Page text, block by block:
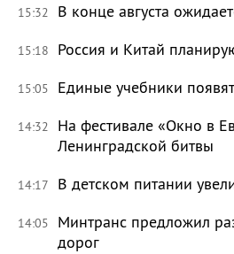
15:32 В конце августа
15:18 Россия и Китай
15:05 Единые учебники
14:32
На фестивале «Окно в
Ленинградской битвы
14:17 В детском питании
14:05
Минтранс предложил
дорог